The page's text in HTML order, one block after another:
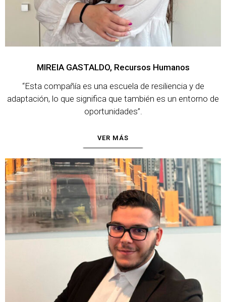
MIREIA GASTALDO, Recursos Humanos
“Esta compañía es una escuela de resiliencia y de
adaptación, lo que significa que también es un entorno de
oportunidades”.
VER MÁS